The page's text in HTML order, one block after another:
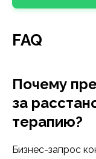
FAQ
Почему
за
терапию?
Бизнес-запрос